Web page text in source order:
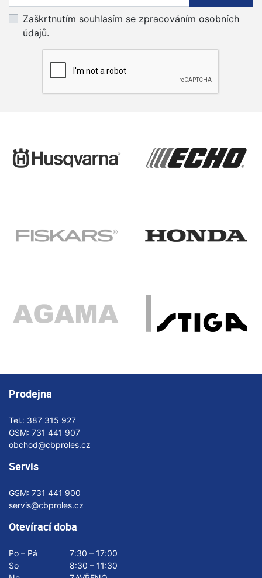
Zaškrtnutím souhlasím se zpracováním osobních
údajů.
Prodejna
Tel.: 387 315 927
GSM: 731 441 907
obchod@cbproles.cz
Servis
GSM: 731 441 900
servis@cbproles.cz
Otevírací doba
Po – Pá
7:30 – 17:00
So
8:30 – 11:30